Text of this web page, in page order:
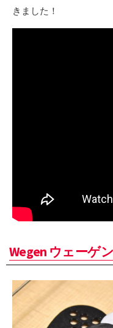
きました！
Wegen ウェーゲン